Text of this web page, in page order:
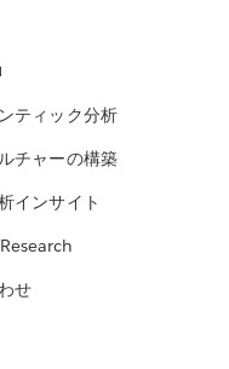
ティック分析
チャーの構築
インサイト
せ